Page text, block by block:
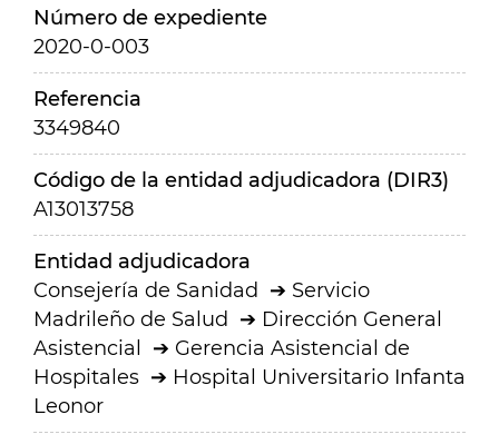
Número de expediente
2020-0-003
Referencia
3349840
Código de la entidad adjudicadora (DIR3)
A13013758
Entidad adjudicadora
Consejería de Sanidad
Servicio
Madrileño de Salud
Dirección General
Asistencial
Gerencia Asistencial de
Hospitales
Hospital Universitario Infanta
Leonor